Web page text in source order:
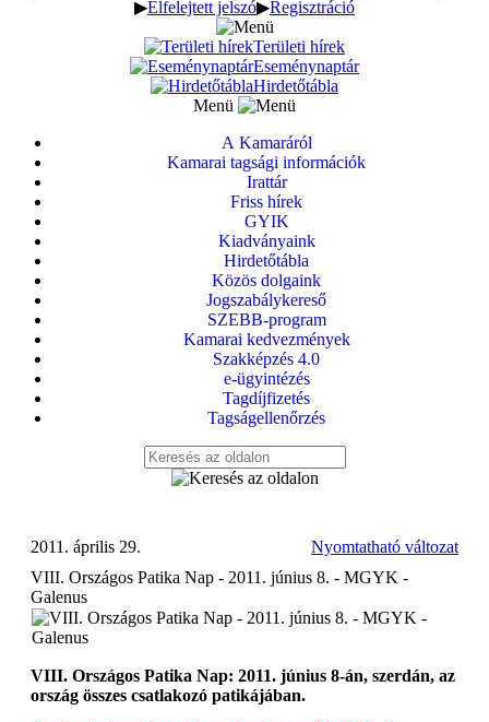
▶Elfelejtett jelszó▶Regisztráció
Területi hírek
Eseménynaptár
Hirdetőtábla
Menü
A Kamaráról
Kamarai tagsági információk
Irattár
Friss hírek
GYIK
Kiadványaink
Hirdetőtábla
Közös dolgaink
Jogszabálykereső
SZEBB-program
Kamarai kedvezmények
Szakképzés 4.0
e-ügyintézés
Tagdíjfizetés
Tagságellenőrzés
Nyomtatható változat
2011. április 29.
VIII. Országos Patika Nap - 2011. június 8. - MGYK -
Galenus
VIII. Országos Patika Nap: 2011. június 8-án, szerdán, az
ország összes csatlakozó patikájában.